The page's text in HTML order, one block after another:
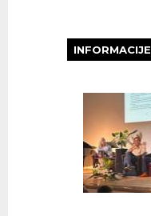
INFORMACIJE